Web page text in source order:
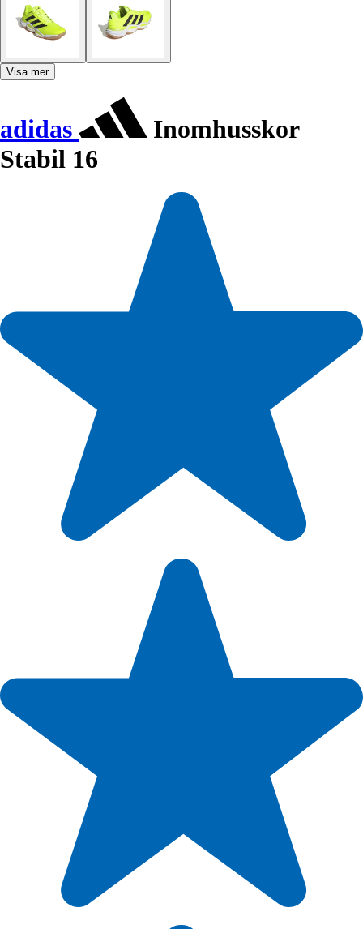
Visa mer
adidas
Inomhusskor
Stabil 16